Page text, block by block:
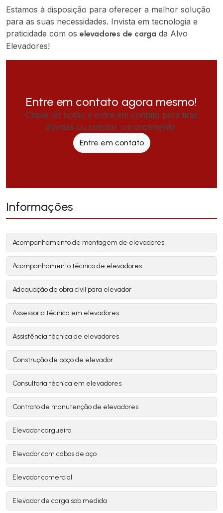
Estamos à disposição para oferecer a melhor solução
para as suas necessidades. Invista em tecnologia e
praticidade com os elevadores de carga da Alvo
Elevadores!
Entre em contato agora mesmo!
Clique no botão e entre em contato para tirar
dúvidas ou solicitar um orçamento.
Entre em contato
Informações
Acompanhamento de montagem de elevadores
Acompanhamento técnico de elevadores
Adequação de obra civil para elevador
Assessoria técnica em elevadores
Assistência técnica de elevadores
Construção de poço de elevador
Consultoria técnica em elevadores
Contrato de manutenção de elevadores
Elevador cargueiro
Elevador com cabos de aço
Elevador comercial
Elevador de carga sob medida